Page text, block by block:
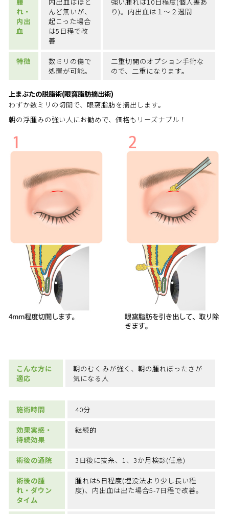
れ・
内出
血
んど無いが、
起こった場合
は5日程で改
善
り)。内出血は１～２週間
特徴
数ミリの傷で
処置が可能。
二重切開のオプション手術な
ので、二重になります。
上まぶたの脱脂術(眼窩脂肪摘出術)
わずか数ミリの切開で、眼窩脂肪を摘出します。
朝の浮腫みの強い人にお勧めで、価格もリーズナブル！
こんな方に
適応
朝のむくみが強く、朝の腫れぼったさが
気になる人
施術時間 40分
効果実感・
持続効果
継続的
術後の通院 3日後に抜糸、1、3か月検診(任意)
術後の腫
れ・ダウン
タイム
腫れは5日程度(埋没法より少し長い程
度)、内出血は出た場合5-7日程で改善。